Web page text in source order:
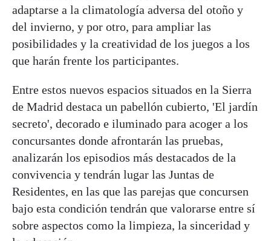
adaptarse a la climatología adversa del otoño y
del invierno, y por otro, para ampliar las
posibilidades y la creatividad de los juegos a los
que harán frente los participantes.
Entre estos nuevos espacios situados en la Sierra
de Madrid destaca un pabellón cubierto, 'El jardín
secreto', decorado e iluminado para acoger a los
concursantes donde afrontarán las pruebas,
analizarán los episodios más destacados de la
convivencia y tendrán lugar las Juntas de
Residentes, en las que las parejas que concursen
bajo esta condición tendrán que valorarse entre sí
sobre aspectos como la limpieza, la sinceridad y